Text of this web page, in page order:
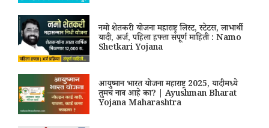
नमो शेतकरी योजना महाराष्ट्र लिस्ट, स्टेटस, लाभार्थी
यादी, अर्ज, पहिला हफ्ता संपूर्ण माहिती : Namo
Shetkari Yojana
आयुष्मान भारत योजना महाराष्ट्र 2025, यादीमध्ये
तुमचं नाव आहे का? | Ayushman Bharat
Yojana Maharashtra